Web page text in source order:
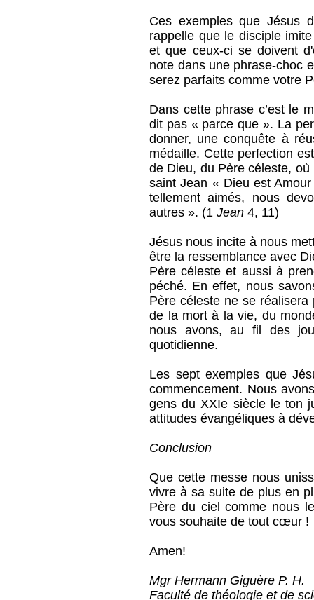
Ces exemples que Jésus
rappelle que le disciple
et que ceux-ci se doivent
note dans une phrase-choc
serez parfaits comme votre
Dans cette phrase c’est le
dit pas « parce que ». La
donner, une conquête à
médaille. Cette perfection
de Dieu, du Père céleste, où
saint Jean « Dieu est
tellement aimés, nous
autres ». (1Jean 4, 11)
Jésus nous incite à nous
être la ressemblance avec
Père céleste et aussi à
péché. En effet, nous
Père céleste ne se réalisera
de la mort à la vie, du
nous avons, au fil des
quotidienne.
Les sept exemples que
commencement. Nous
gens du XXIe siècle le ton
attitudes évangéliques à
Conclusion
Que cette messe nous
vivre à sa suite de plus en
Père du ciel comme nous
vous souhaite de tout cœur !
Amen!
Mgr Hermann Giguère P. H.
Faculté de théologie et de